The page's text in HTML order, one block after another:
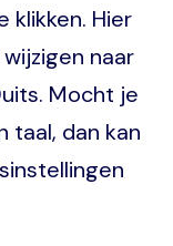
klikken. Hier
naar
Mocht je
taal, dan kan